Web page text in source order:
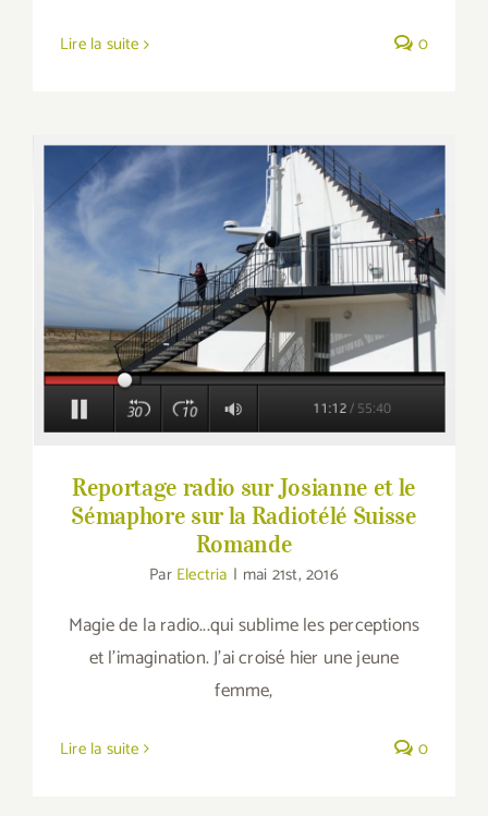
Lire la suite 0
Reportage radio sur Josianne et le
Sémaphore sur la Radiotélé Suisse
Romande
Reportage radio sur Josianne et le
Sémaphore sur la Radiotélé Suisse
Romande
Par Electria | mai 21st, 2016
Magie de la radio...qui sublime les perceptions
et l'imagination. J'ai croisé hier une jeune
femme,
Lire la suite 0